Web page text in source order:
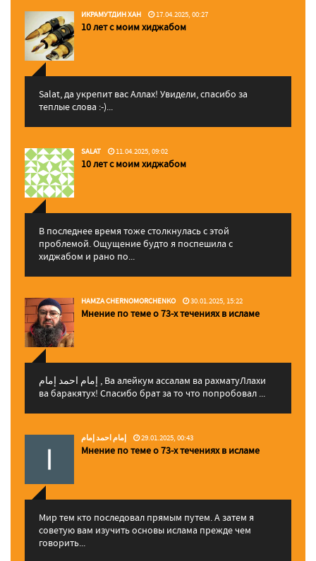
ИКРАМУТДИН ХАН 17.04.2025, 00:27
10 лет с моим хиджабом
Salat, да укрепит вас Аллаx! Увидели, спасибо за
теплые слова :-)...
SALAT 11.04.2025, 09:02
10 лет с моим хиджабом
В последнее время тоже столкнулась с этой
проблемой. Ощущение будто я поспешила с
хиджабом и рано по...
HAMZA CHERNOMORCHENKO 30.01.2025, 15:22
Мнение по теме о 73-х течениях в исламе
إمام احمد إمام , Ва алейкум ассалам ва рахматуЛлахи
ва баракятух! Спасибо брат за то что попробовал ...
إمام احمد إمام 29.01.2025, 00:43
Мнение по теме о 73-х течениях в исламе
Мир тем кто последовал прямым путем. А затем я
советую вам изучить основы ислама прежде чем
говорить...